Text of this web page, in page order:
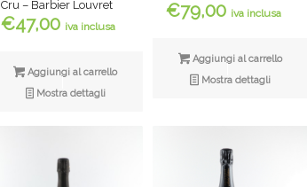
Cru – Barbier Louvret
€47,00 iva inclusa
Aggiungi al carrello
Mostra dettagli
€79,00 iva inclusa
Aggiungi al carrello
Mostra dettagli